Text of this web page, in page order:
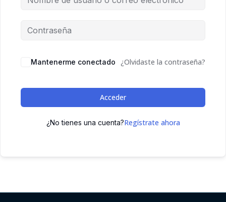
Mantenerme conectado ¿Olvidaste la contraseña?
Acceder
¿No tienes una cuenta?Regístrate ahora